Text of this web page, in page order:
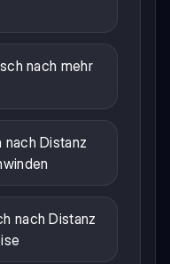
nach mehr
nach Distanz
nach Distanz